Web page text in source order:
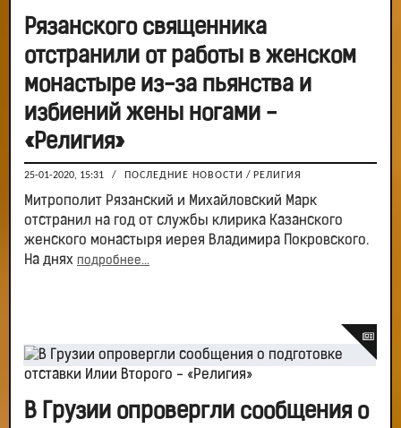
Рязанского священника
отстранили от работы в женском
монастыре из-за пьянства и
избиений жены ногами -
«Религия»
25-01-2020, 15:31 / ПОСЛЕДНИЕ НОВОСТИ / РЕЛИГИЯ
Митрополит Рязанский и Михайловский Марк
отстранил на год от службы клирика Казанского
женского монастыря иерея Владимира Покровского.
На днях подробнее...
В Грузии опровергли сообщения о